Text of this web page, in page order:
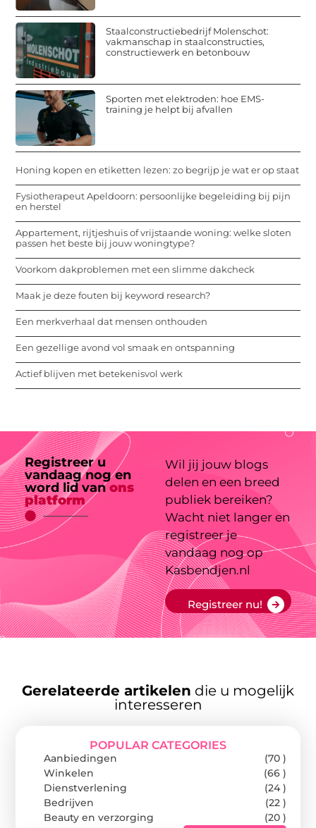
Staalconstructiebedrijf Molenschot:
vakmanschap in staalconstructies,
constructiewerk en betonbouw
Sporten met elektroden: hoe EMS-
training je helpt bij afvallen
Honing kopen en etiketten lezen: zo begrijp je wat er op staat
Fysiotherapeut Apeldoorn: persoonlijke begeleiding bij pijn
en herstel
Appartement, rijtjeshuis of vrijstaande woning: welke sloten
passen het beste bij jouw woningtype?
Voorkom dakproblemen met een slimme dakcheck
Maak je deze fouten bij keyword research?
Een merkverhaal dat mensen onthouden
Een gezellige avond vol smaak en ontspanning
Actief blijven met betekenisvol werk
Registreer u
vandaag nog en
word lid vanons
platform
Wil jij jouw blogs
delen en een breed
publiek bereiken?
Wacht niet langer en
registreer je
vandaag nog op
Kasbendjen.nl
Registreer nu!
Gerelateerde artikelen die u mogelijk
interesseren
POPULAR CATEGORIES
Aanbiedingen
(70 )
Winkelen
(66 )
Dienstverlening
(24 )
Bedrijven
(22 )
Beauty en verzorging
(20 )